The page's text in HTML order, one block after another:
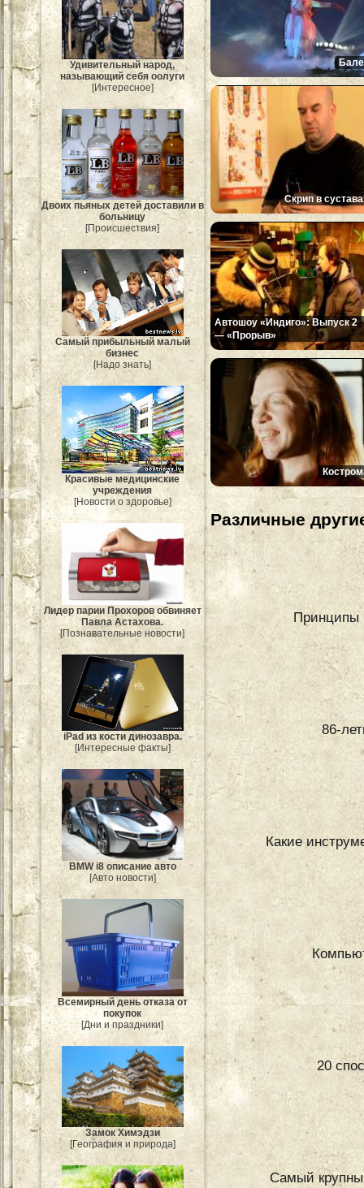
Удивительный народ,
называющий себя оолуги
[Интересное]
Двоих пьяных детей доставили в
больницу
[Происшествия]
Самый прибыльный малый
бизнес
[Надо знать]
Красивые медицинские
учреждения
[Новости о здоровье]
Лидер парии Прохоров обвиняет
Павла Астахова.
[Познавательные новости]
iPad из кости динозавра.
[Интересные факты]
BMW i8 описание авто
[Авто новости]
Всемирный день отказа от
покупок
[Дни и праздники]
Замок Химэдзи
[География и природа]
Скрип в
Автошоу «Индиго»: Выпуск 2
— «Прорыв»
Различные
Принципы
86-
Какие
20
Самый